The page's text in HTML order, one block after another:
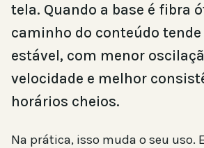
tela. Quando a base é fibra
caminho do conteúdo
estável, com menor
velocidade e melhor
horários cheios.
Na prática, isso muda o seu uso.